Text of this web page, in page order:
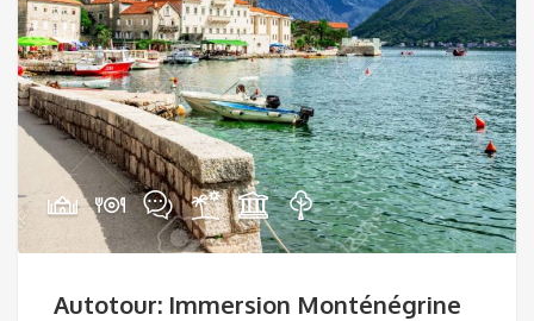
Autotour: Immersion Monténégrine